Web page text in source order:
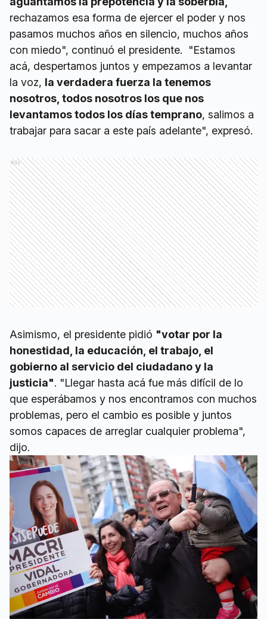
rechazamos esa forma de ejercer el poder y nos
pasamos muchos años en silencio, muchos años
con miedo", continuó el presidente. "Estamos
acá, despertamos juntos y empezamos a levantar
la voz, la verdadera fuerza la tenemos
nosotros, todos nosotros los que nos
levantamos todos los días temprano, salimos a
trabajar para sacar a este país adelante", expresó.
Ads
Asimismo, el presidente pidió "votar por la
honestidad, la educación, el trabajo, el
gobierno al servicio del ciudadano y la
justicia". "Llegar hasta acá fue más difícil de lo
que esperábamos y nos encontramos con muchos
problemas, pero el cambio es posible y juntos
somos capaces de arreglar cualquier problema",
dijo.